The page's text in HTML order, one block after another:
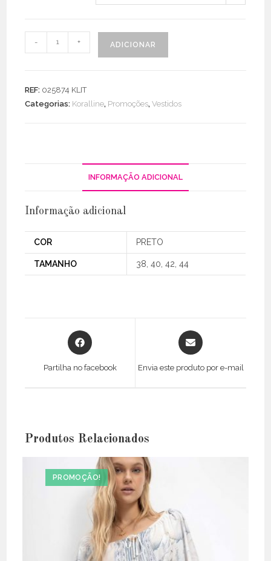
Quantidade
de
- + ADICIONAR
REF: 025874 KLIT
Categorias: Koralline, Promoções,Vestidos
INFORMAÇÃO ADICIONAL
Informação adicional
COR PRETO
TAMANHO 38, 40, 42, 44
Opens
in
Partilha no facebook
Opens
in
Envia este produto por e-mail
Produtos Relacionados
PROMOÇÃO!